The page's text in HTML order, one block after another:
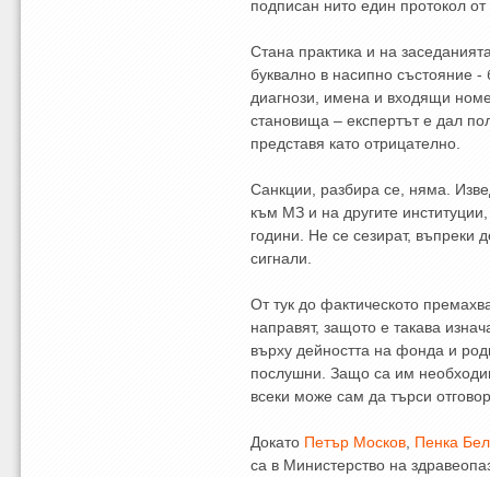
подписан нито един протокол
Стана практика и на
буквално в насипно състояние
диагнози, имена и входящи
становища – експертът е дал
представя като отрицателно.
Санкции, разбира се, няма.
към МЗ и на другите
години. Не се сезират, въпреки
сигнали.
От тук до фактическото
направят, защото е такава
върху дейността на фонда и
послушни. Защо са им
всеки може сам да търси
Докато Петър Москов Пенка
са в Министерство на